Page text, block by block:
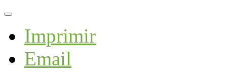
Imprimir
Email